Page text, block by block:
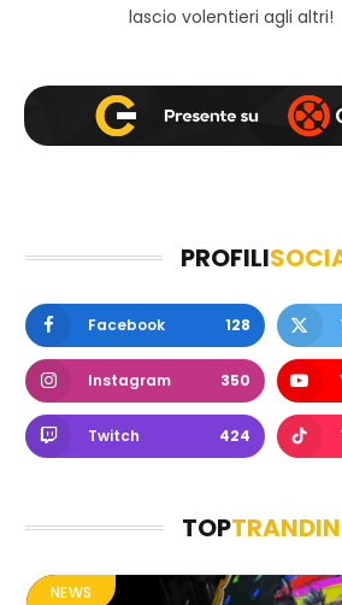
lascio volentieri agli altri!
PROFILI
Facebook 128
Instagram 350
Twitch 424
TOP
NEWS